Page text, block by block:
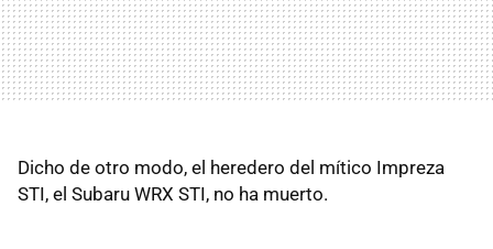
Dicho de otro modo, el heredero del mítico Impreza
STI, el Subaru WRX STI, no ha muerto.